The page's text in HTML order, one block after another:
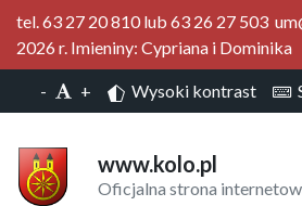
tel. 63 27 20 810 lub 63 26 27 503
2026 r. Imieniny: Cypriana i Dominika
- + Wysoki kontrast
www.kolo.pl
Oficjalna strona